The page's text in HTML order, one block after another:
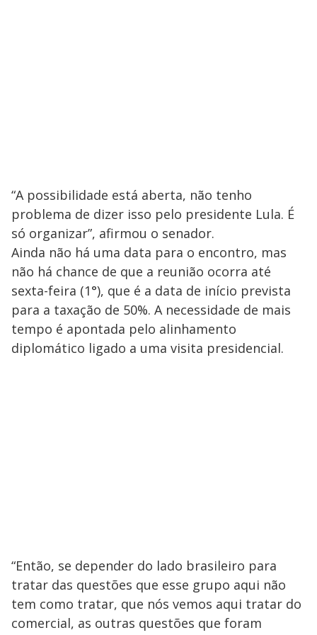
“A possibilidade está aberta, não tenho
problema de dizer isso pelo presidente Lula. É
só organizar”, afirmou o senador.
Ainda não há uma data para o encontro, mas
não há chance de que a reunião ocorra até
sexta-feira (1°), que é a data de início prevista
para a taxação de 50%. A necessidade de mais
tempo é apontada pelo alinhamento
diplomático ligado a uma visita presidencial.
“Então, se depender do lado brasileiro para
tratar das questões que esse grupo aqui não
tem como tratar, que nós vemos aqui tratar do
comercial, as outras questões que foram